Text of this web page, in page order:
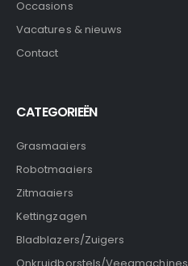
Occasions
Vacatures & nieuws
Contact
CATEGORIEËN
Grasmaaiers
Robotmaaiers
Zitmaaiers
Kettingzagen
Bladblazers/Zuigers